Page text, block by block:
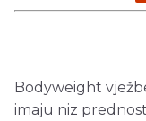
Bodyweight
imaju niz